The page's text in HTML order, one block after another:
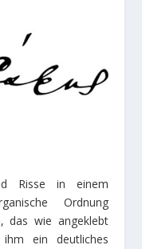
Risse in einem
Ordnung
das wie angeklebt
ein deutliches